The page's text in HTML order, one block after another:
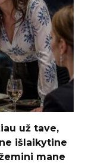
už tave,
išlaikytine
mane